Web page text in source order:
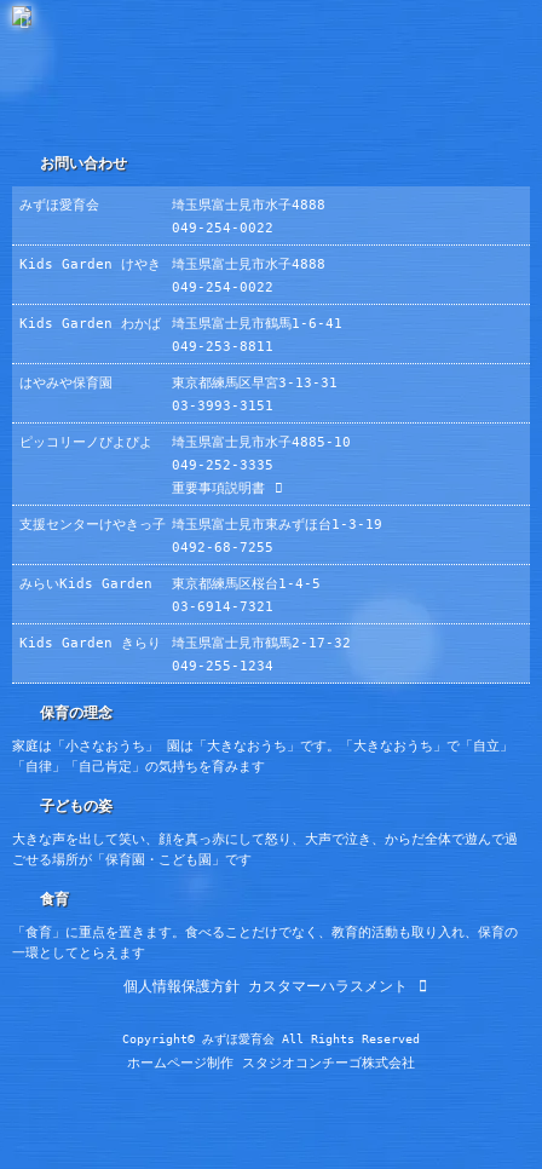
お問い合わせ
みずほ愛育会
埼玉県富士見市水子4888
049-254-0022
Kids Garden けやき
埼玉県富士見市水子4888
049-254-0022
Kids Garden わかば
埼玉県富士見市鶴馬1-6-41
049-253-8811
はやみや保育園
東京都練馬区早宮3-13-31
03-3993-3151
ピッコリーノぴよぴよ
埼玉県富士見市水子4885-10
049-252-3335
重要事項説明書
支援センターけやきっ子 埼玉県富士見市東みずほ台1-3-19
0492-68-7255
みらいKids Garden
東京都練馬区桜台1-4-5
03-6914-7321
Kids Garden きらり
埼玉県富士見市鶴馬2-17-32
049-255-1234
保育の理念
家庭は「小さなおうち」 園は「大きなおうち」です。「大きなおうち」で「自立」
「自律」「自己肯定」の気持ちを育みます
子どもの姿
大きな声を出して笑い、顔を真っ赤にして怒り、大声で泣き、からだ全体で遊んで過
ごせる場所が「保育園・こども園」です
食育
「食育」に重点を置きます。食べることだけでなく、教育的活動も取り入れ、保育の
一環としてとらえます
個人情報保護方針 カスタマーハラスメント
Copyright© みずほ愛育会 All Rights Reserved
ホームページ制作 スタジオコンチーゴ株式会社